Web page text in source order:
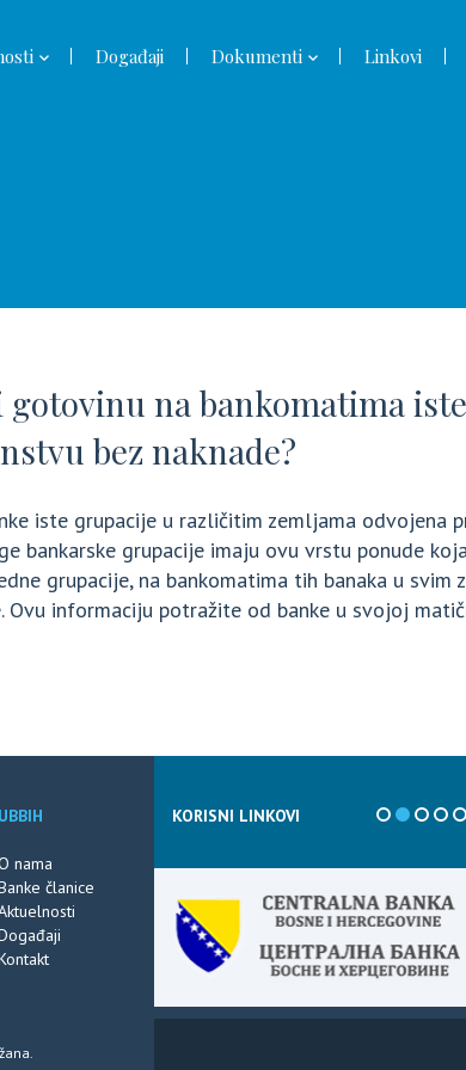
Događaji Dokumenti Linkovi
na bankomatima iste
bez naknade?
iste grupacije u različitim zemljama odvojena
bankarske grupacije imaju ovu vrstu ponude
grupacije, na bankomatima tih banaka u svim
Ovu informaciju potražite od banke u svojoj
KORISNI LINKOVI
UBBIH
nama
članice